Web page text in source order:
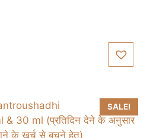
SALE!